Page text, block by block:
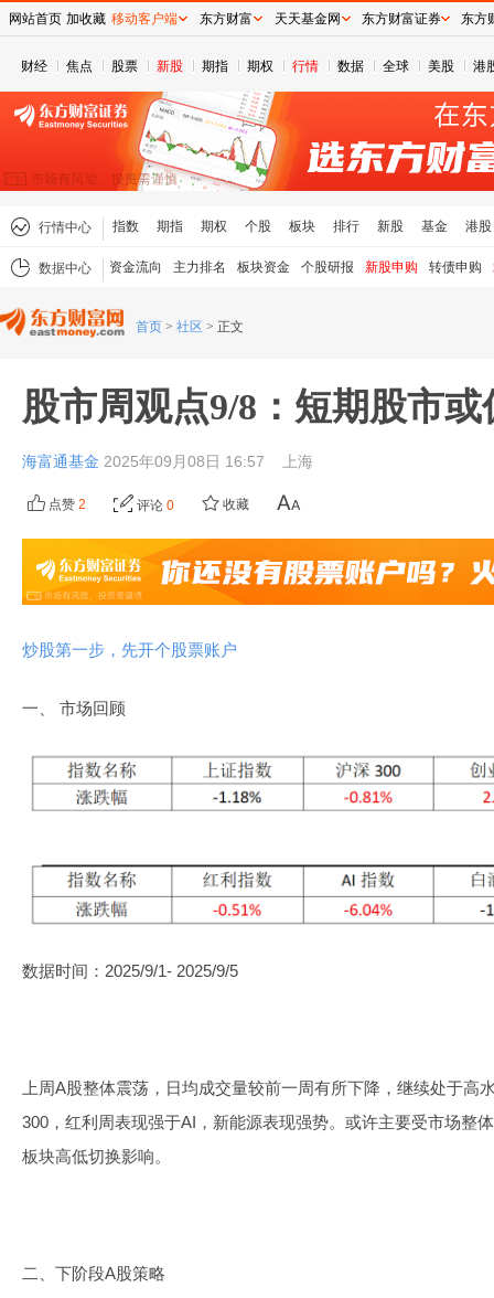
财经 焦点 股票 新股 期指 期权 行情 数据 全球 美股 港
行情中心 指数 期指 期权 个股 板块 排行 新股 基金 港股
数据中心 资金流向 主力排名 板块资金 个股研报 新股申购 转债申购
首页 > 社区 > 正文
股市周观点9/8：短期股市或
海富通基金 2025年09月08日 16:57 上海
点赞 2 评论 0 收藏
炒股第一步，先开个股票账户
一、 市场回顾
数据时间：2025/9/1- 2025/9/5
上周A股整体震荡，日均成交量较前一周有所下降，继续处于高
300，红利周表现强于AI，新能源表现强势。或许主要受市场整
板块高低切换影响。
二、下阶段A股策略
网站首页 加收藏 移动客户端 东方财富 天天基金网 东方财富证券 东方